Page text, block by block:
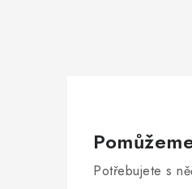
Potřebujete s